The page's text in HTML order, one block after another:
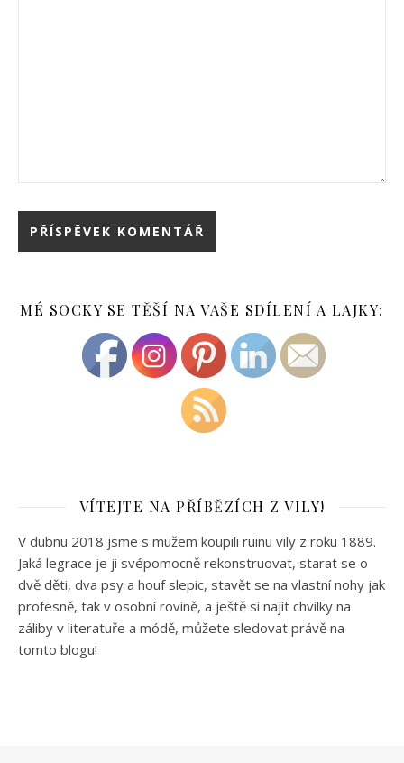
MÉ SOCKY SE TĚŠÍ NA VAŠE SDÍLENÍ A LAJKY:
VÍTEJTE NA PŘÍBĚZÍCH Z VILY!
V dubnu 2018 jsme s mužem koupili ruinu vily z roku 1889.
Jaká legrace je ji svépomocně rekonstruovat, starat se o
dvě děti, dva psy a houf slepic, stavět se na vlastní nohy jak
profesně, tak v osobní rovině, a ještě si najít chvilky na
záliby v literatuře a módě, můžete sledovat právě na
tomto blogu!